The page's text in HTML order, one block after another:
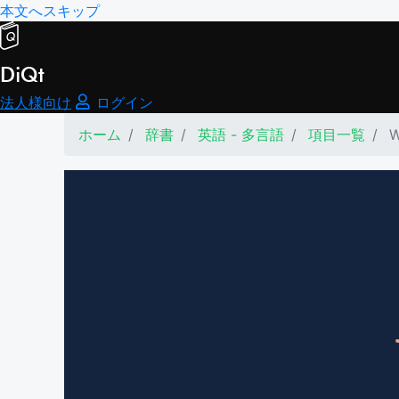
本文へスキップ
DiQt
法人様向け
ログイン
ホーム
辞書 英語 - 多言語 項目一覧